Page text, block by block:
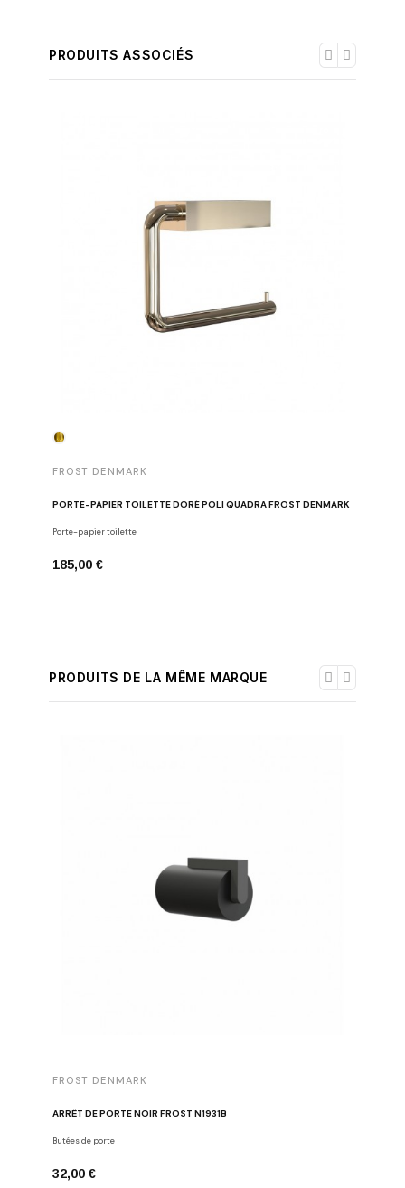
PRODUITS ASSOCIÉS
FROST DENMARK
PORTE-PAPIER TOILETTE DORÉ POLI QUADRA FROST DENMARK
Porte-papier toilette
185,00 €
PRODUITS DE LA MÊME MARQUE
FROST DENMARK
ARRÊT DE PORTE NOIR FROST N1931B
Butées de porte
32,00 €